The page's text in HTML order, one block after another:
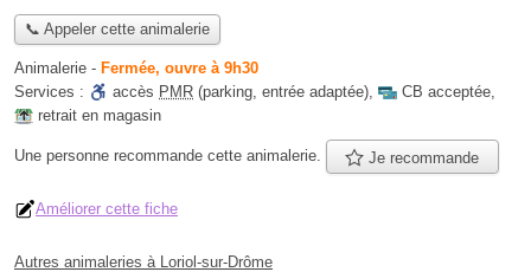
📞 Appeler cette animalerie
Animalerie - Fermée, ouvre à 9h30
Services :
accès PMR (parking, entrée adaptée), CB acceptée,
retrait en magasin
Une personne recommande cette animalerie. Je recommande
Améliorer cette fiche
Autres animaleries à Loriol-sur-Drôme